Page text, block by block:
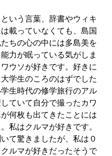
という言葉、辞書やウィキ
載っていなくても、島国
ちの心の中には多島美を
力が眠っている気がしま
ウソが好きです。好きに
学生のころのはずでした
生時代の修学旅行のアル
ていて自分で撮ったカワ
何枚も出てきたことには
私はクルマが好きです。
て驚きましたが、私は０
ルマが好きだったそうで